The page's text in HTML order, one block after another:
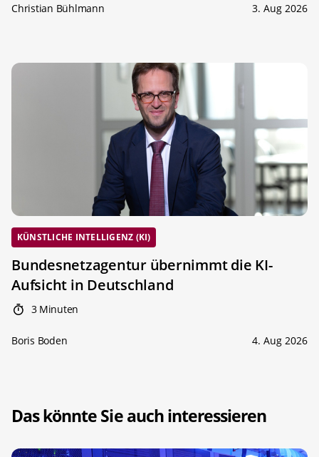
Christian Bühlmann 3. Aug 2026
KÜNSTLICHE INTELLIGENZ (KI)
Bundesnetzagentur übernimmt die KI-
Aufsicht in Deutschland
3 Minuten
Boris Boden 4. Aug 2026
Das könnte Sie auch interessieren